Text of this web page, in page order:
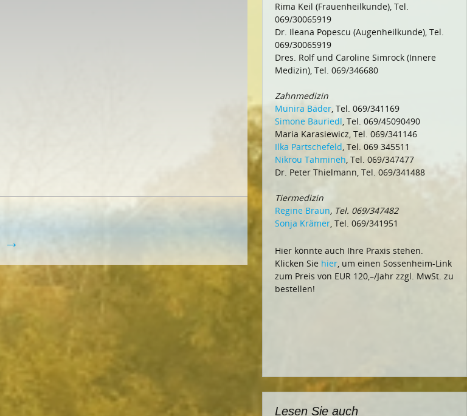
→
Rima Keil (Frauenheilkunde), Tel.
069/30065919
Dr. Ileana Popescu (Augenheilkunde), Tel.
069/30065919
Dres. Rolf und Caroline Simrock (Innere
Medizin), Tel. 069/346680
Zahnmedizin
Munira Bäder, Tel. 069/341169
Simone Bauriedl, Tel. 069/45090490
Maria Karasiewicz, Tel. 069/341146
Ilka Partschefeld, Tel. 069 345511
Nikrou Tahmineh, Tel. 069/347477
Dr. Peter Thielmann, Tel. 069/341488
Tiermedizin
Regine Braun, Tel. 069/347482
Sonja Krämer, Tel. 069/341951
Hier könnte auch Ihre Praxis stehen.
Klicken Sie hier, um einen Sossenheim-Link
zum Preis von EUR 120,–/Jahr zzgl. MwSt. zu
bestellen!
Lesen Sie auch